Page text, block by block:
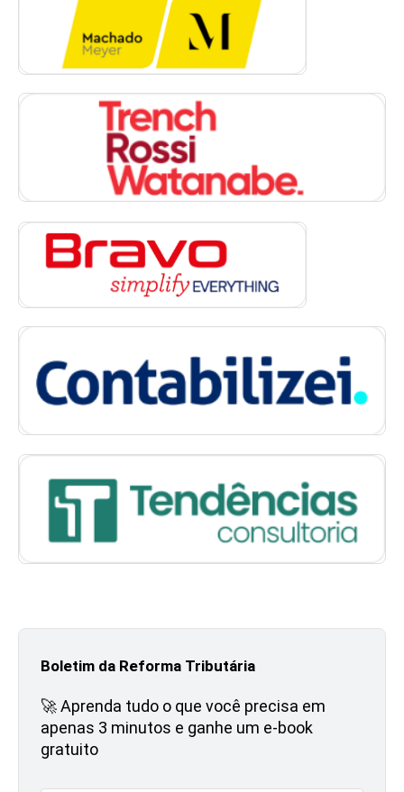
Boletim da Reforma Tributária
🚀 Aprenda tudo o que você precisa em
apenas 3 minutos e ganhe um e-book
gratuito